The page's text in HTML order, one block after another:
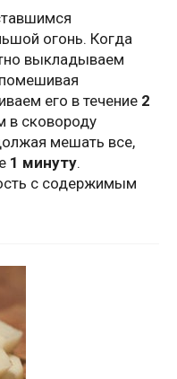
огонь. Когда
выкладываем
его в течение 2
в сковороду
мешать все,
1 минуту.
с содержимым